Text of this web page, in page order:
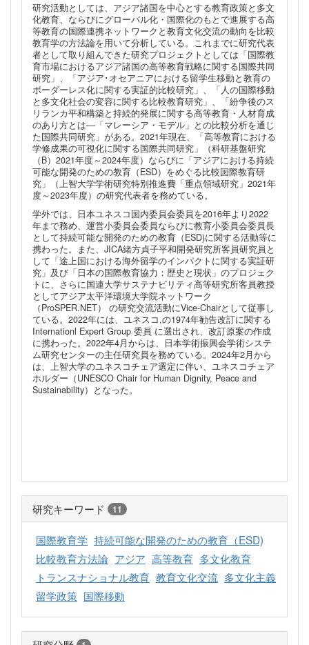
研究活動としては、アジア諸国を中心とする教育政策と多文
化教育、ならびにグローバル化・国際化のもとで進展する高
等教育の国際連携ネットワークと教育文化交流の動向を比較
教育学の方法論を用いて分析している。これまでに研究代表
者として取り組んできた研究プロジェクトとしては「国際教
育市場におけるアジア諸国の高等教育戦略に関する国際共同
研究」、「アジア･オセアニアにおける留学生移動と教育の
ボーダーレス化に関する実証的比較研究」、「人の国際移動
と多文化社会の変容に関する比較教育研究」、「紛争後のス
リランカ平和構築と持続的発展に関する高等教育・人材育成
のあり方とは―「マレーシア・モデル」との比較分析を通じ
た国際共同研究」がある。2021年現在、「高等教育における
学修成果の可視化に関する国際共同研究」（科研基盤研究
（B）2021年度～2024年度）ならびに「アジアにおける持続
可能な開発のための教育（ESD）をめぐる比較国際教育研
究」（上智大学学術研究特別推進費「重点領域研究」2021年
度～2023年度）の研究代表者を務めている。
学外では、日本ユネスコ国内委員会委員を2016年より2022
年まで務め、運営小委員会委員ならびに教育小委員会委員長
として持続可能な開発のための教育（ESD)に関する活動等に
携わった。また、JICA緒方貞子平和開発研究所客員研究員と
して「途上国における海外留学のインパクトに関する実証研
究」及び「日本の国際教育協力：歴史と現状」のプロジェク
トに、さらに国連大学サステナビリティ高等研究所客員教授
としてアジア太平洋環境大学院ネットワーク
（ProSPER.NET） の研究交流活動にVice-Chairとして従事し
ている。2022年には、ユネスコ,の1974年勧告改訂に関する
Internationl Expert Group 委員 に選出され、改訂原案の作成
に携わった。2022年4月からは、日本学術振興会学術システ
ム研究センターの主任研究員を務めている。2024年2月から
は、上智大学のユネスコチェア選定に伴い、ユネスコチェア
ホルダー（UNESCO Chair for Human Dignity, Peace and
Sustainability）となった。
研究キーワード 11
国際教育学 持続可能な開発のための教育（ESD)
比較教育方法論 アジア 高等教育 多文化教育
トランスナショナル教育 教育文化交流 多文化主義
留学政策 国際移動